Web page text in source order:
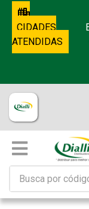
CIDADES
ATENDIDAS